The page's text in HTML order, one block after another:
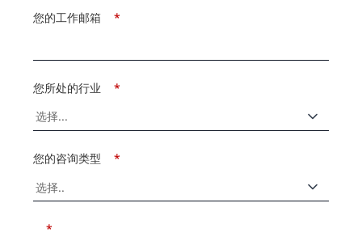
*
您的工作邮箱
*
您所处的行业
*
您的咨询类型
*